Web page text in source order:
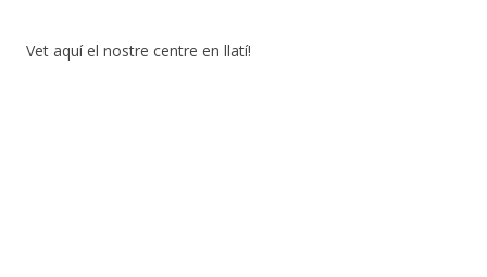
Vet aquí el nostre centre en llatí!